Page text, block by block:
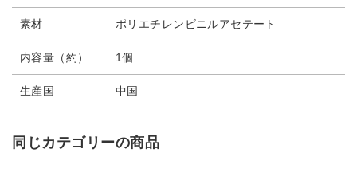
素材 ポリエチレンビニルアセテート
内容量（約） 1個
生産国 中国
同じカテゴリーの商品